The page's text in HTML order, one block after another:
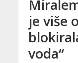
je više
voda“